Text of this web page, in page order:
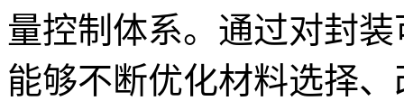
量控制体系。通过对封
能够不断优化材料选择